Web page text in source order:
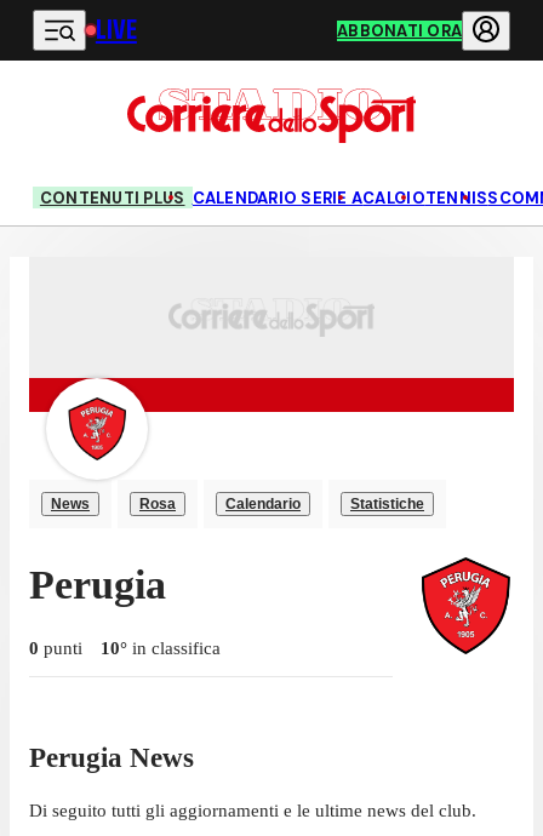
Vai al contenuto principale
LIVE ABBONATI ORA
CONTENUTI PLUS CALENDARIO SERIE ACALCIOTENNIS
News Rosa Calendario Statistiche
Perugia
0 punti 10° in classifica
Perugia News
Di seguito tutti gli aggiornamenti e le ultime news del club.